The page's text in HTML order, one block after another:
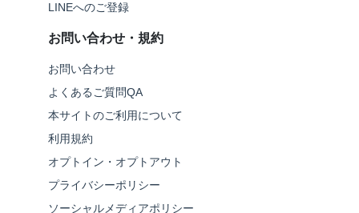
LINEへのご登録
お問い合わせ・規約
お問い合わせ
よくあるご質問QA
本サイトのご利用について
利用規約
オプトイン・オプトアウト
プライバシーポリシー
ソーシャルメディアポリシー